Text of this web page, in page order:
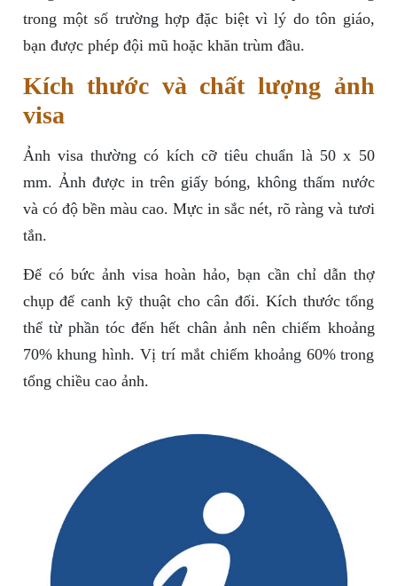
trong một số trường hợp đặc biệt vì lý do tôn giáo,
bạn được phép đội mũ hoặc khăn trùm đầu.
Kích thước và chất lượng ảnh
visa
Ảnh visa thường có kích cỡ tiêu chuẩn là 50 x 50
mm. Ảnh được in trên giấy bóng, không thấm nước
và có độ bền màu cao. Mực in sắc nét, rõ ràng và tươi
tắn.
Để có bức ảnh visa hoàn hảo, bạn cần chỉ dẫn thợ
chụp để canh kỹ thuật cho cân đối. Kích thước tổng
thể từ phần tóc đến hết chân ảnh nên chiếm khoảng
70% khung hình. Vị trí mắt chiếm khoảng 60% trong
tổng chiều cao ảnh.